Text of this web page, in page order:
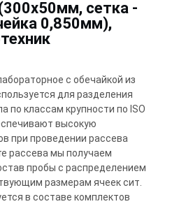
сетка -
0,850мм),
с обечайкой из
для разделения
по классам крупности по ISO
высокую
при проведении рассева
рассева мы получаем
пробы с распределением
размерам ячеек сит.
в составе комплектов